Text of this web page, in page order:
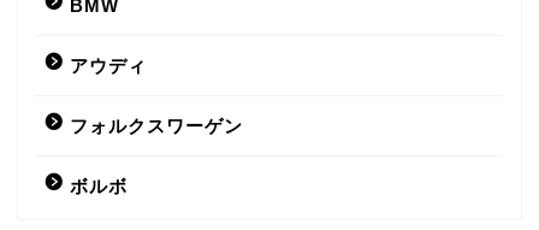
BMW
アウディ
フォルクスワーゲン
ボルボ